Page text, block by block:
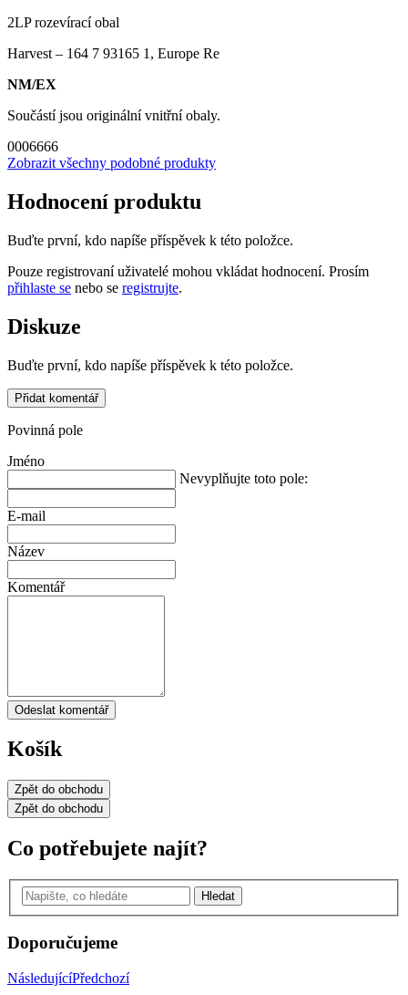
2LP rozevírací obal
Harvest – 164 7 93165 1, Europe Re
NM/EX
Součástí jsou originální vnitřní obaly.
0006666
Zobrazit všechny podobné produkty
Hodnocení produktu
Buďte první, kdo napíše příspěvek k této položce.
Pouze registrovaní uživatelé mohou vkládat hodnocení. Prosím
přihlaste se nebo se registrujte.
Diskuze
Buďte první, kdo napíše příspěvek k této položce.
Přidat komentář
Povinná pole
Jméno
Nevyplňujte toto pole:
E-mail
Název
Komentář
Odeslat komentář
Košík
Zpět do obchodu
Zpět do obchodu
Co potřebujete najít?
Hledat
Doporučujeme
NásledujícíPředchozí